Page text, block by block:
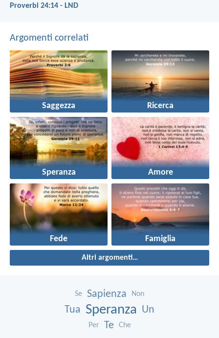
Proverbi 24:14 - LND
Argomenti correlati
Saggezza Ricerca
Speranza Amore
Fede Famiglia
Altri argomenti…
Se Sapienza Non
Tua Speranza Un
Per Te Che